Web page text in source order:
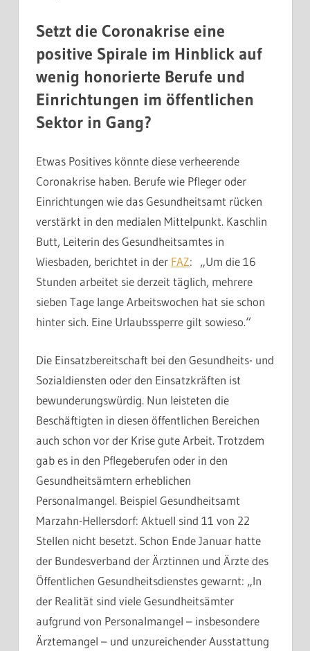
Setzt die Coronakrise eine
positive Spirale im Hinblick auf
wenig honorierte Berufe und
Einrichtungen im öffentlichen
Sektor in Gang?
Etwas Positives könnte diese verheerende
Coronakrise haben. Berufe wie Pfleger oder
Einrichtungen wie das Gesundheitsamt rücken
verstärkt in den medialen Mittelpunkt. Kaschlin
Butt, Leiterin des Gesundheitsamtes in
Wiesbaden, berichtet in der FAZ: „Um die 16
Stunden arbeitet sie derzeit täglich, mehrere
sieben Tage lange Arbeitswochen hat sie schon
hinter sich. Eine Urlaubssperre gilt sowieso.“
Die Einsatzbereitschaft bei den Gesundheits- und
Sozialdiensten oder den Einsatzkräften ist
bewunderungswürdig. Nun leisteten die
Beschäftigten in diesen öffentlichen Bereichen
auch schon vor der Krise gute Arbeit. Trotzdem
gab es in den Pflegeberufen oder in den
Gesundheitsämtern erheblichen
Personalmangel. Beispiel Gesundheitsamt
Marzahn-Hellersdorf: Aktuell sind 11 von 22
Stellen nicht besetzt. Schon Ende Januar hatte
der Bundesverband der Ärztinnen und Ärzte des
Öffentlichen Gesundheitsdienstes gewarnt: „In
der Realität sind viele Gesundheitsämter
aufgrund von Personalmangel – insbesondere
Ärztemangel – und unzureichender Ausstattung